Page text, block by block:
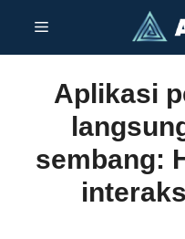
kandungan
Menu
Aplikasi
sembang: